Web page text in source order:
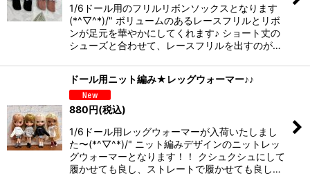
1/6ドール用のフリルリボンソックスとなります
(*^▽^*)/" ボリュームのあるレースフリルとリボ
ンが足元を華やかにしてくれます♪ ショート丈の
シューズと合わせて、レースフリルを出すのが…
ドール用ニット編み★レッグウォーマー♪♪
880円(税込)
1/6ドール用レッグウォーマーが入荷いたしまし
た〜(*^▽^*)/" ニット編みデザインのニットレッ
グウォーマーとなります！！ クシュクシュにして
履かせても良し、ストレートで履かせても良し…